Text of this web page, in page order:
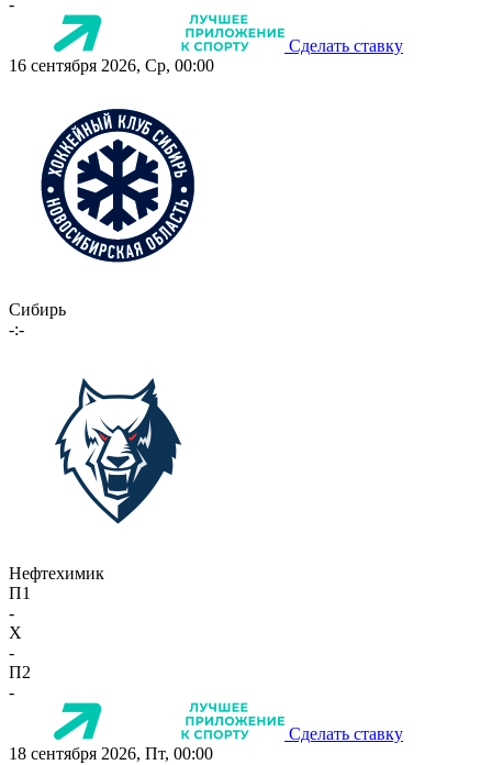
-
Сделать ставку
16 сентября 2026, Ср, 00:00
Сибирь
-:-
Нефтехимик
П1
-
X
-
П2
-
Сделать ставку
18 сентября 2026, Пт, 00:00